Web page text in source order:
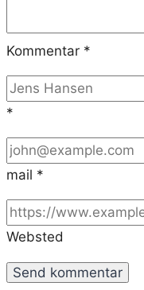
Kommentar *
*
mail *
Websted